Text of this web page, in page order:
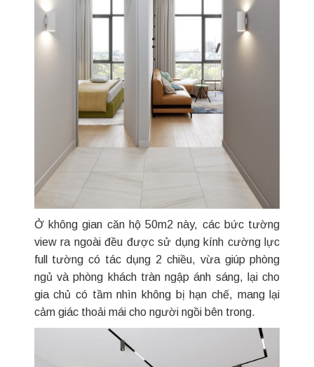
Ở không gian căn hộ 50m2 này, các bức tường
view ra ngoài đều được sử dụng kính cường lực
full tường có tác dụng 2 chiều, vừa giúp phòng
ngủ và phòng khách tràn ngập ánh sáng, lại cho
gia chủ có tầm nhìn không bị hạn chế, mang lại
cảm giác thoải mái cho người ngồi bên trong.